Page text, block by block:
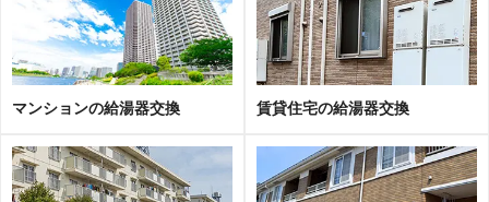
マンションの給湯器交換 賃貸住宅の給湯器交換